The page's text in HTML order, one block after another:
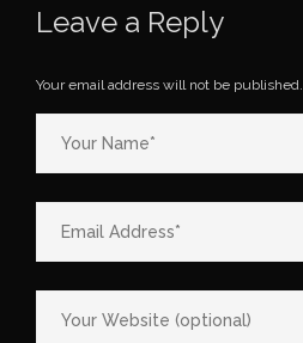
Leave a Reply
Your email address will not be published.